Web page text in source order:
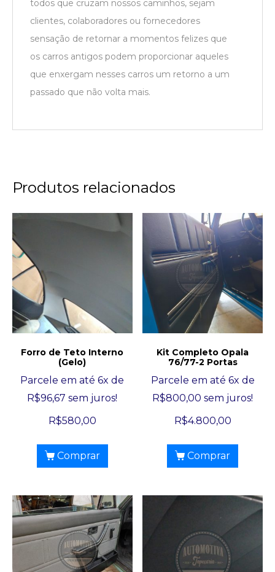
todos que cruzam nossos caminhos, sejam
clientes, colaboradores ou fornecedores
sensação de retornar a momentos felizes que
os carros antigos podem proporcionar aqueles
que enxergam nesses carros um retorno a um
passado que não volta mais.
Produtos relacionados
Forro de Teto Interno
(Gelo)
Parcele em até 6x de
R$96,67 sem juros!
R$580,00
Comprar
Kit Completo Opala
76/77-2 Portas
Parcele em até 6x de
R$800,00 sem juros!
R$4.800,00
Comprar